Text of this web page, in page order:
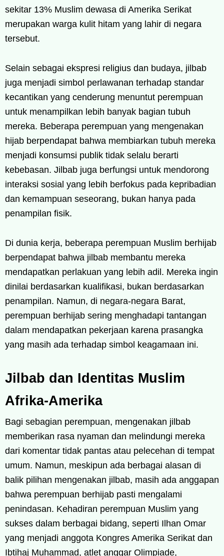
sekitar 13% Muslim dewasa di Amerika Serikat
merupakan warga kulit hitam yang lahir di negara
tersebut.
Selain sebagai ekspresi religius dan budaya, jilbab
juga menjadi simbol perlawanan terhadap standar
kecantikan yang cenderung menuntut perempuan
untuk menampilkan lebih banyak bagian tubuh
mereka. Beberapa perempuan yang mengenakan
hijab berpendapat bahwa membiarkan tubuh mereka
menjadi konsumsi publik tidak selalu berarti
kebebasan. Jilbab juga berfungsi untuk mendorong
interaksi sosial yang lebih berfokus pada kepribadian
dan kemampuan seseorang, bukan hanya pada
penampilan fisik.
Di dunia kerja, beberapa perempuan Muslim berhijab
berpendapat bahwa jilbab membantu mereka
mendapatkan perlakuan yang lebih adil. Mereka ingin
dinilai berdasarkan kualifikasi, bukan berdasarkan
penampilan. Namun, di negara-negara Barat,
perempuan berhijab sering menghadapi tantangan
dalam mendapatkan pekerjaan karena prasangka
yang masih ada terhadap simbol keagamaan ini.
Jilbab dan Identitas Muslim
Afrika-Amerika
Bagi sebagian perempuan, mengenakan jilbab
memberikan rasa nyaman dan melindungi mereka
dari komentar tidak pantas atau pelecehan di tempat
umum. Namun, meskipun ada berbagai alasan di
balik pilihan mengenakan jilbab, masih ada anggapan
bahwa perempuan berhijab pasti mengalami
penindasan. Kehadiran perempuan Muslim yang
sukses dalam berbagai bidang, seperti Ilhan Omar
yang menjadi anggota Kongres Amerika Serikat dan
Ibtihaj Muhammad, atlet anggar Olimpiade,